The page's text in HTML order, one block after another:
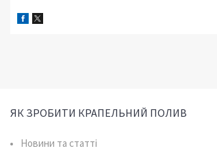
ЯК ЗРОБИТИ КРАПЕЛЬНИЙ ПОЛИВ
Новини та статті